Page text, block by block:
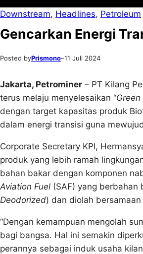
Downstream, Headlines, Petroleum
Gencarkan Energi
Posted byPrismono–11 Juli 2024
Jakarta, Petrominer – PT Kilang
terus melaju menyelesaikan “
dengan target kapasitas produk
dalam energi transisi guna
Corporate Secretary KPI,
produk yang lebih ramah
bahan bakar dengan komponen
Aviation Fuel (SAF) yang berbahan
Deodorized) dan diolah
“Dengan kemampuan mengolah
bagi bangsa. Hal ini semakin
perannya sebagai induk usaha